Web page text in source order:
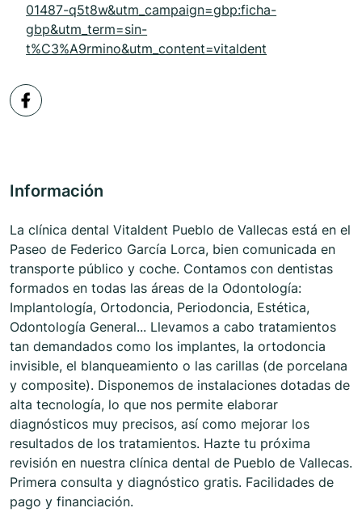
01487-q5t8w&utm_campaign=gbp:ficha-
gbp&utm_term=sin-
t%C3%A9rmino&utm_content=vitaldent
Información
La clínica dental Vitaldent Pueblo de Vallecas está en el
Paseo de Federico García Lorca, bien comunicada en
transporte público y coche. Contamos con dentistas
formados en todas las áreas de la Odontología:
Implantología, Ortodoncia, Periodoncia, Estética,
Odontología General... Llevamos a cabo tratamientos
tan demandados como los implantes, la ortodoncia
invisible, el blanqueamiento o las carillas (de porcelana
y composite). Disponemos de instalaciones dotadas de
alta tecnología, lo que nos permite elaborar
diagnósticos muy precisos, así como mejorar los
resultados de los tratamientos. Hazte tu próxima
revisión en nuestra clínica dental de Pueblo de Vallecas.
Primera consulta y diagnóstico gratis. Facilidades de
pago y financiación.